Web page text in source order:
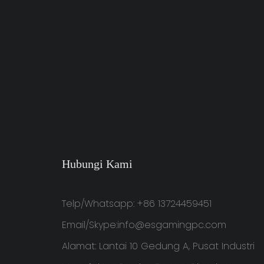
Hubungi Kami
Telp/Whatsapp: +86 13724459451
Email/Skype:info@esgamingpc.com
Alamat: Lantai 10 Gedung A, Pusat Industri